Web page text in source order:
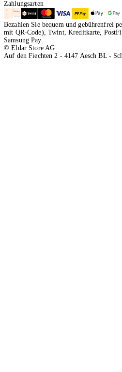
Zahlungsarten
Bezahlen Sie bequem und gebührenfrei
mit QR-Code), Twint, Kreditkarte,
Samsung Pay.
© Eldar Store AG
Auf den Fiechten 2 - 4147 Aesch BL -